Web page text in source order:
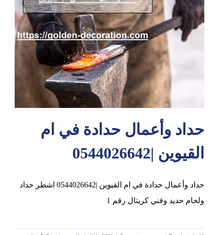
عجمان
حداد وأعمال حدادة في ام
القيوين |0544026642
حداد وأعمال حدادة في ام القيوين |0544026642 اشطر حداد
ولحام حديد وفني كريتال رقم 1